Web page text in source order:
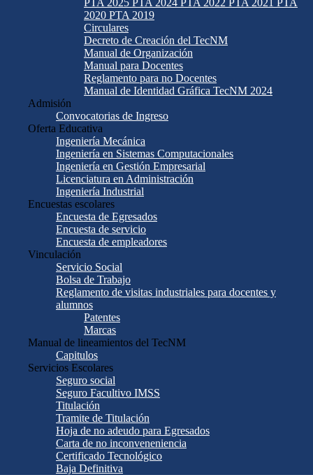
2020 PTA 2019
Circulares
Decreto de Creación del TecNM
Manual de Organización
Manual para Docentes
Reglamento para no Docentes
Manual de Identidad Gráfica TecNM 2024
Admisión
Convocatorias de Ingreso
Oferta Educativa
Ingeniería Mecánica
Ingeniería en Sistemas Computacionales
Ingeniería en Gestión Empresarial
Licenciatura en Administración
Ingeniería Industrial
Encuestas escolares
Encuesta de Egresados
Encuesta de servicio
Encuesta de empleadores
Vinculación
Servicio Social
Bolsa de Trabajo
Reglamento de visitas industriales para docentes y
alumnos
Patentes
Marcas
Manual de lineamientos del TecNM
Capitulos
Servicios Escolares
Seguro social
Seguro Facultivo IMSS
Titulación
Tramite de Titulación
Hoja de no adeudo para Egresados
Carta de no inconveneniencia
Certificado Tecnológico
Baja Definitiva